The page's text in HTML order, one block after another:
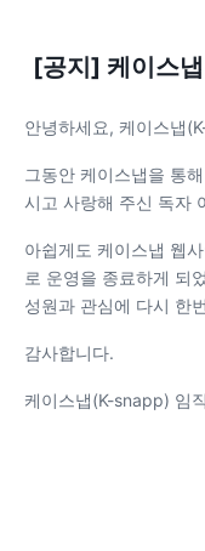
[공지] 케이스
안녕하세요, 케이스냅
그동안 케이스냅을 통
시고 사랑해 주신 독자
아쉽게도 케이스냅 웹
로 운영을 종료하게 되
성원과 관심에 다시 한
감사합니다.
케이스냅(K-snapp) 임